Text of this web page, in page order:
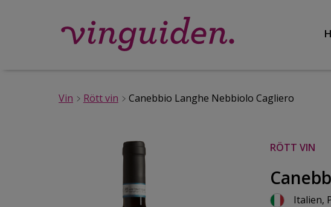
Vin Rött vin Canebbio Langhe Nebbiolo Cagliero
RÖTT VIN
Italien,